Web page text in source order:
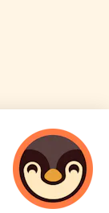
4 personnes
consultent